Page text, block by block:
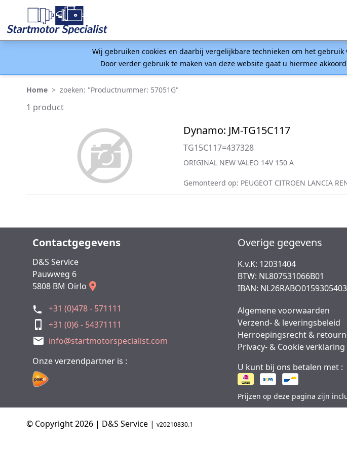
Wij gebruiken cookies en daarbij vergelijkbare technieken om het
Door verder gebruik te maken van deze website gaat u hiermee
Home > zoeken: "Productnummer: 57051G"
1 product
Dynamo: JM-TG15C117
TG15C117=437328
ORIGINAL NEW VALEO 14V 150 A
Gemonteerd op: PEUGEOT CITROEN LANCIA
Contactgegevens
D&S Service
Pauwweg 6
5808 BM Oirlo
+31 (0)478 - 571111
+31 (0)6 - 54371111
info@startmotorspecialist.com
Onze verzendpartner is :
Overige gegevens
K.v.K: 12031404
BTW: NL807531066B01
IBAN: NL26RABO0159305403
Algemene voorwaarden
Verzend- & leveringsbeleid
Herroepingsrecht &
Privacy- & Cookie verklaring
U kunt bij ons betalen met :
Prijzen op deze pagina zijn
© Copyright 2026 | D&S Service | v20210830.1